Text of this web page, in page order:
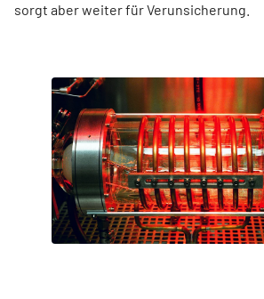
sorgt aber weiter für Verunsicherung.